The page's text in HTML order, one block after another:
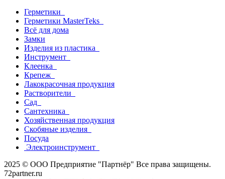
Герметики
Герметики MasterTeks
Всё для дома
Замки
Изделия из пластика
Инструмент
Клеенка
Крепеж
Лакокрасочная продукция
Растворители
Сад
Сантехника
Хозяйственная продукция
Скобяные изделия
Посуда
Электроинструмент
2025 © ООО Предприятие "Партнёр" Все права защищены.
72partner.ru